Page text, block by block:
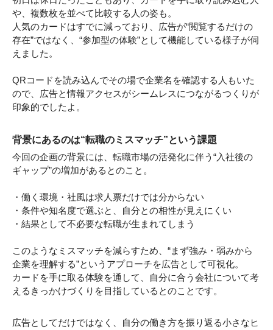
や、複数枚を並べて比較する人の姿も。
人気のカードはすでに減っており、広告が“閲覧するだけの
存在”ではなく、“参加型の体験”として機能している様子が伺
えました。
QRコードを読み込んでその場で企業名を確認する人もいた
ので、広告と情報アクセスがシームレスにつながるつくりが
印象的でしたよ。
背景にあるのは“転職のミスマッチ”という課題
今回の企画の背景には、転職市場の活発化に伴う“入社後の
ギャップ”の増加があるとのこと。
・働く環境・社風は求人票だけでは分からない
・条件や知名度で選ぶと、自分との相性が見えにくい
・結果として不必要な転職が生まれてしまう
このようなミスマッチを減らすため、“まず強み・弱みから
企業を理解する”というアプローチを広告として可視化。
カードを手に取る体験を通して、自分に合う会社について考
えるきっかけづくりを目指しているとのことです。
広告としてだけではなく、自分の働き方を振り返る小さなヒ